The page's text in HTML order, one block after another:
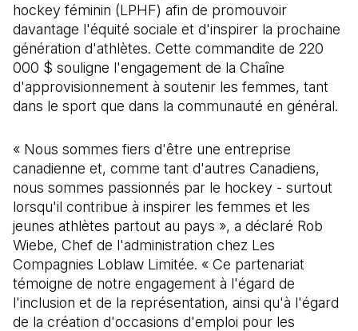
hockey féminin (LPHF) afin de promouvoir
davantage l'équité sociale et d'inspirer la prochaine
génération d'athlètes. Cette commandite de 220
000 $ souligne l'engagement de la Chaîne
d'approvisionnement à soutenir les femmes, tant
dans le sport que dans la communauté en général.
« Nous sommes fiers d'être une entreprise
canadienne et, comme tant d'autres Canadiens,
nous sommes passionnés par le hockey - surtout
lorsqu'il contribue à inspirer les femmes et les
jeunes athlètes partout au pays », a déclaré Rob
Wiebe, Chef de l'administration chez Les
Compagnies Loblaw Limitée. « Ce partenariat
témoigne de notre engagement à l'égard de
l'inclusion et de la représentation, ainsi qu'à l'égard
de la création d'occasions d'emploi pour les